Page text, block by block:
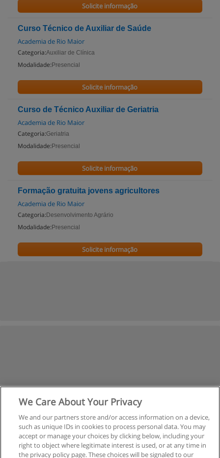
Solicite informação
Curso Técnico de Auxiliar de Saúde
Academia de Rio Maior
Categoria:Auxiliar de Clínica
Modalidade: Presencial
Solicite informação
Curso de Técnico Auxiliar de Geriatria
Academia de Rio Maior
Categoria:Geriatria
Modalidade: Presencial
Solicite informação
Formação gratuita jovens agricultores
Academia de Rio Maior
Categoria: Desenvolvimento Agrário
Modalidade: Presencial
Solicite informação
We Care About Your Privacy
We and our partners store and/or access information on a device,
such as unique IDs in cookies to process personal data. You may
accept or manage your choices by clicking below, including your
right to object where legitimate interest is used, or at any time in
the privacy policy page. These choices will be signaled to our